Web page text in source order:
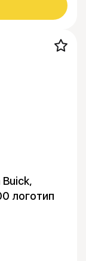
логотип